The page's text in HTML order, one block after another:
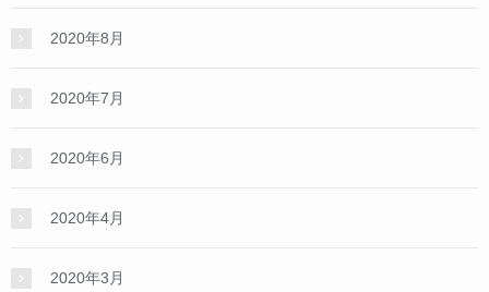
2020年8月
2020年7月
2020年6月
2020年4月
2020年3月